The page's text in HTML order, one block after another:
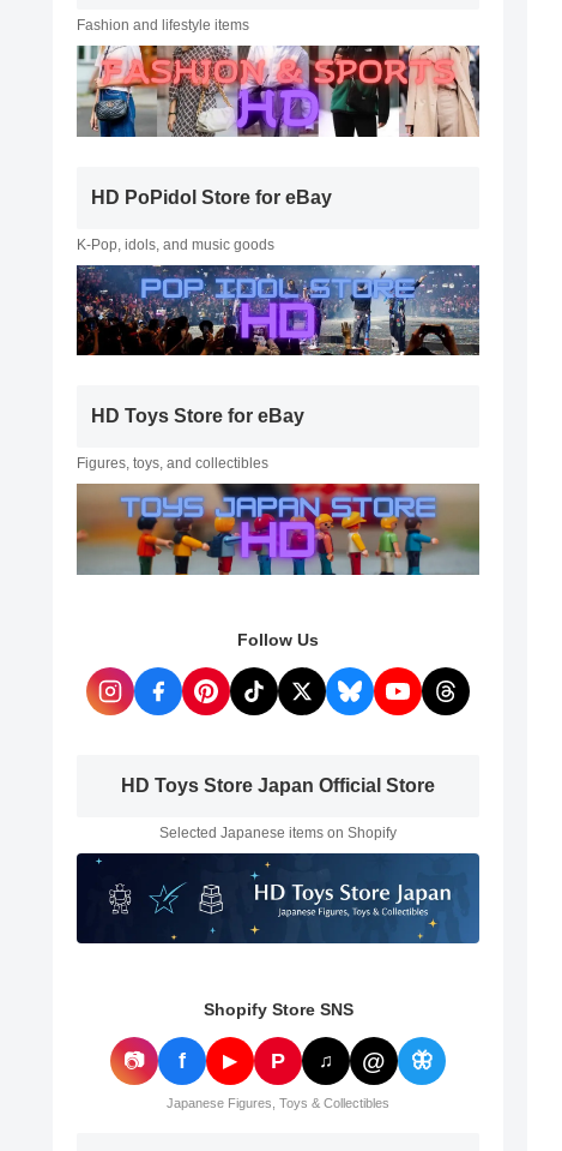
Fashion and lifestyle items
HD PoPidol Store for eBay
K-Pop, idols, and music goods
HD Toys Store for eBay
Figures, toys, and collectibles
Follow Us
HD Toys Store Japan Official Store
Selected Japanese items on Shopify
Shopify Store SNS
📷 f ▶ P ♫ @ 🦋
Japanese Figures, Toys & Collectibles